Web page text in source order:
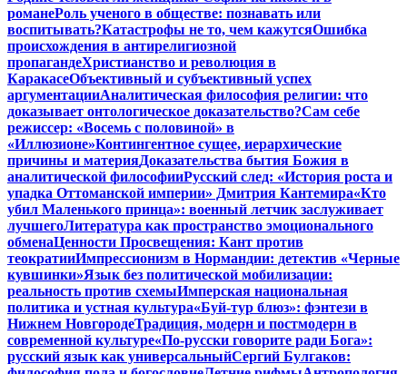
романеРоль ученого в обществе: познавать или
воспитывать?Катастрофы не то, чем кажутсяОшибка
происхождения в антирелигиозной
пропагандеХристианство и революция в
КаракасеОбъективный и субъективный успех
аргументацииАналитическая философия религии: что
доказывает онтологическое доказательство?Сам себе
режиссер: «Восемь с половиной» в
«Иллюзионе»Контингентное сущее, иерархические
причины и материяДоказательства бытия Божия в
аналитической философииРусский след: «История роста и
упадка Оттоманской империи» Дмитрия Кантемира«Кто
убил Маленького принца»: военный летчик заслуживает
лучшегоЛитература как пространство эмоционального
обменаЦенности Просвещения: Кант против
теократииИмпрессионизм в Нормандии: детектив «Черные
кувшинки»Язык без политической мобилизации:
реальность против схемыИмперская национальная
политика и устная культура«Буй-тур блюз»: фэнтези в
Нижнем НовгородеТрадиция, модерн и постмодерн в
современной культуре«По-русски говорите ради Бога»:
русский язык как универсальныйСергий Булгаков: